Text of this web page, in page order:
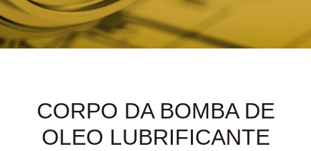
CORPO DA BOMBA DE
OLEO LUBRIFICANTE